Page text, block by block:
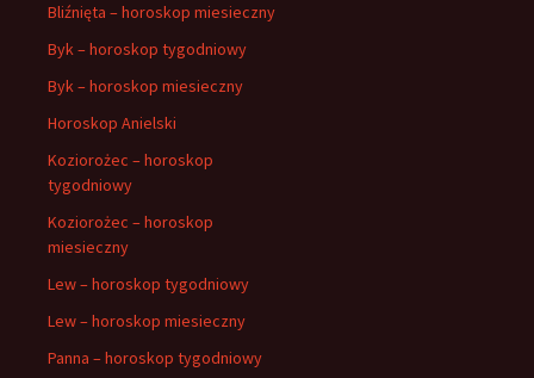
Bliźnięta – horoskop miesieczny
Byk – horoskop tygodniowy
Byk – horoskop miesieczny
Horoskop Anielski
Koziorożec – horoskop
tygodniowy
Koziorożec – horoskop
miesieczny
Lew – horoskop tygodniowy
Lew – horoskop miesieczny
Panna – horoskop tygodniowy